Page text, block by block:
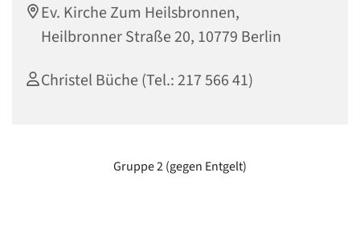
Ev. Kirche Zum Heilsbronnen,
Heilbronner Straße 20, 10779 Berlin
Christel Büche (Tel.: 217 566 41)
Gruppe 2 (gegen Entgelt)